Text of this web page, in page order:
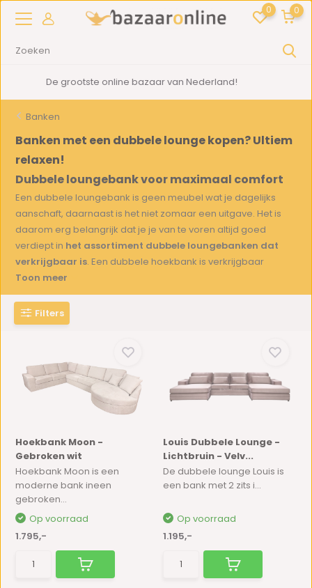
0 0
2000m2 showroom in Woerden
Banken
Banken met een dubbele lounge kopen? Ultiem
relaxen!
Dubbele loungebank voor maximaal comfort
Een dubbele loungebank is geen meubel wat je dagelijks
aanschaft, daarnaast is het niet zomaar een uitgave. Het is
daarom erg belangrijk dat je je van te voren altijd goed
verdiept in het assortiment dubbele loungebanken dat
verkrijgbaar is. Een dubbele hoekbank is verkrijgbaar
Toon meer
Filters
Hoekbank Moon -
Gebroken wit
Hoekbank Moon is een
moderne bank ineen
gebroken...
Op voorraad
1.795,-
Louis Dubbele Lounge -
Lichtbruin - Velv...
De dubbele lounge Louis is
een bank met 2 zits i...
Op voorraad
1.195,-